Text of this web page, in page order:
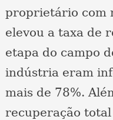
proprietário com
elevou a taxa de
etapa do campo
indústria eram
mais de 78%.
recuperação